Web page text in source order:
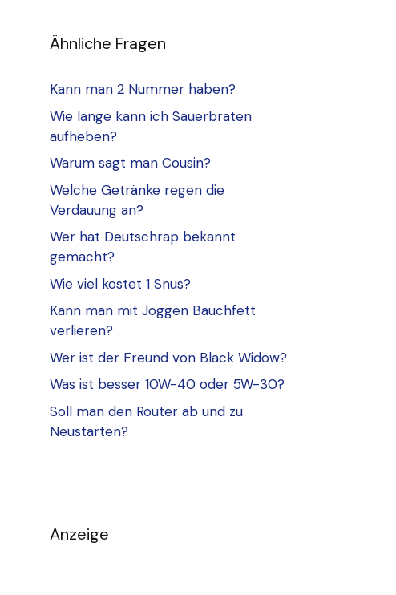
Ähnliche Fragen
Kann man 2 Nummer haben?
Wie lange kann ich Sauerbraten
aufheben?
Warum sagt man Cousin?
Welche Getränke regen die
Verdauung an?
Wer hat Deutschrap bekannt
gemacht?
Wie viel kostet 1 Snus?
Kann man mit Joggen Bauchfett
verlieren?
Wer ist der Freund von Black Widow?
Was ist besser 10W-40 oder 5W-30?
Soll man den Router ab und zu
Neustarten?
Anzeige